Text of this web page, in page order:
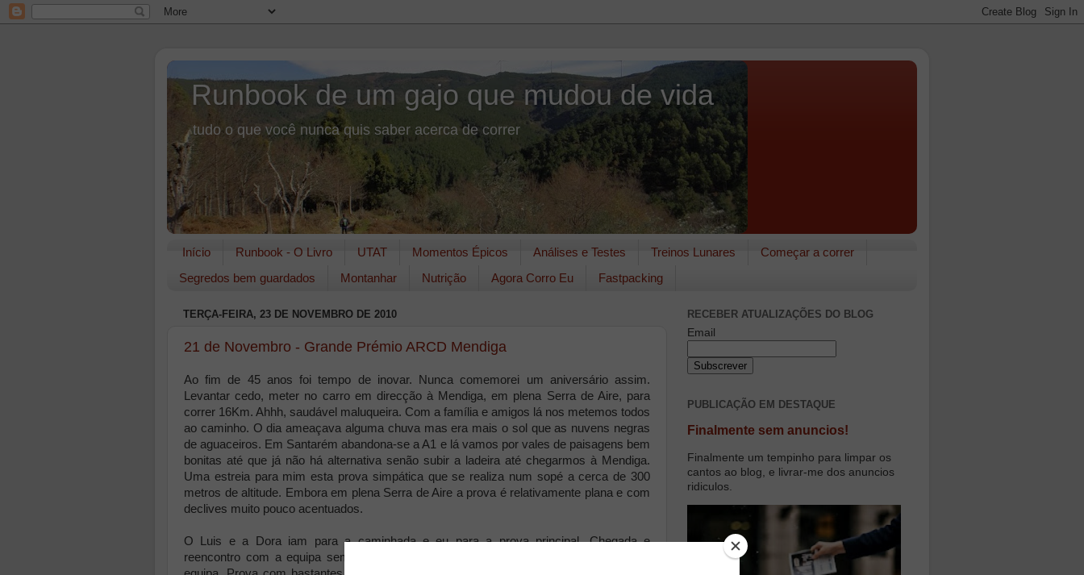
Runbook de um gajo que mudou de vida
tudo o que você nunca quis saber acerca de correr
Início Runbook - O Livro UTAT Momentos Épicos Análises e Testes Treinos Lunares
Começar a correr
Segredos bem guardados
Montanhar Nutrição Agora Corro Eu Fastpacking
TERÇA-FEIRA, 23 DE NOVEMBRO DE 2010
21 de Novembro - Grande Prémio ARCD Mendiga
Ao fim de 45 anos foi tempo de inovar. Nunca comemorei um aniversário assim.
Levantar cedo, meter no carro em direcção à Mendiga, em plena Serra de Aire, para
correr 16Km. Ahhh, saudável maluqueira. Com a família e amigos lá nos metemos todos
ao caminho. O dia ameaçava alguma chuva mas era mais o sol que as nuvens negras
de aguaceiros. Em Santarém abandona-se a A1 e lá vamos por vales de paisagens bem
bonitas até que já não há alternativa senão subir a ladeira até chegarmos à Mendiga.
Uma estreia para mim esta prova simpática que se realiza num sopé a cerca de 300
metros de altitude. Embora em plena Serra de Aire a prova é relativamente plana e com
declives muito pouco acentuados.
O Luis e a Dora iam para a caminhada e eu para a prova principal. Chegada e
reencontro com a equipa sem problemas. Participação relativamente interessante da
RECEBER ATUALIZAÇÕES DO BLOG
Email
PUBLICAÇÃO EM DESTAQUE
Finalmente sem anuncios!
Finalmente um tempinho para limpar os
cantos ao blog, e livrar-me dos anuncios
ridiculos.